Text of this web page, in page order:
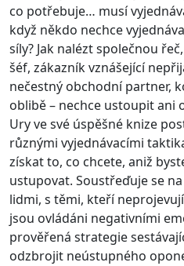
co potřebuje… musí
když někdo nechce
síly? Jak nalézt společnou
šéf, zákazník vznášející
nečestný obchodní partner,
oblibě – nechce ustoupit ani
Ury ve své úspěšné knize
různými vyjednávacími
získat to, co chcete, aniž
ustupovat. Soustřeďuje se
lidmi, s těmi, kteří
jsou ovládáni negativními
prověřená strategie
odzbrojit neústupného